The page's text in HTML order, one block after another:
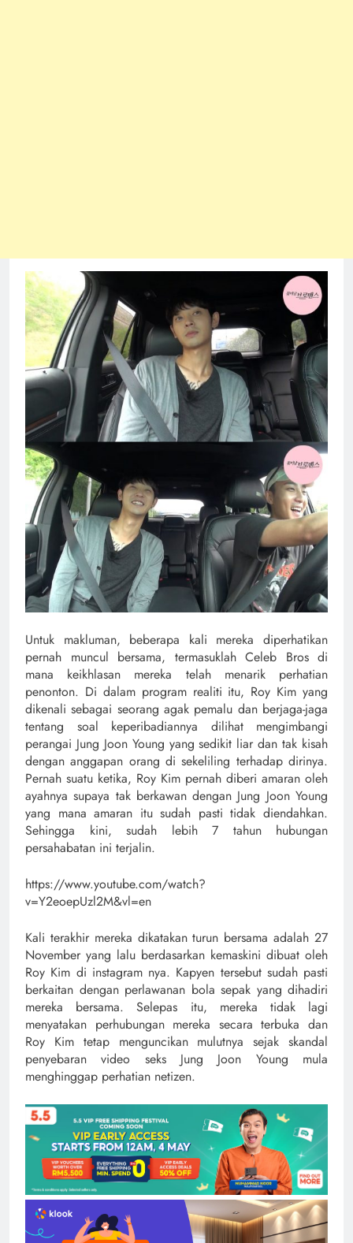
Untuk makluman, beberapa kali mereka diperhatikan
pernah muncul bersama, termasuklah Celeb Bros di
mana keikhlasan mereka telah menarik perhatian
penonton. Di dalam program realiti itu, Roy Kim yang
dikenali sebagai seorang agak pemalu dan berjaga-jaga
tentang soal keperibadiannya dilihat mengimbangi
perangai Jung Joon Young yang sedikit liar dan tak kisah
dengan anggapan orang di sekeliling terhadap dirinya.
Pernah suatu ketika, Roy Kim pernah diberi amaran oleh
ayahnya supaya tak berkawan dengan Jung Joon Young
yang mana amaran itu sudah pasti tidak diendahkan.
Sehingga kini, sudah lebih 7 tahun hubungan
persahabatan ini terjalin.
https://www.youtube.com/watch?
v=Y2eoepUzl2M&vl=en
Kali terakhir mereka dikatakan turun bersama adalah 27
November yang lalu berdasarkan kemaskini dibuat oleh
Roy Kim di instagram nya. Kapyen tersebut sudah pasti
berkaitan dengan perlawanan bola sepak yang dihadiri
mereka bersama. Selepas itu, mereka tidak lagi
menyatakan perhubungan mereka secara terbuka dan
Roy Kim tetap menguncikan mulutnya sejak skandal
penyebaran video seks Jung Joon Young mula
menghinggap perhatian netizen.